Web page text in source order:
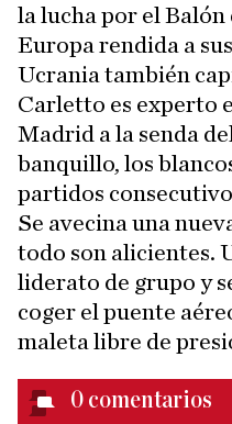
la lucha por el Balón
Europa rendida a
Ucrania también
Carletto es experto
Madrid a la senda
banquillo, los
partidos
Se avecina una
todo son alicientes.
liderato de grupo y
coger el puente
maleta libre de
0 comentarios